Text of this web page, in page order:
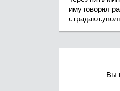
иму говорил
Вы